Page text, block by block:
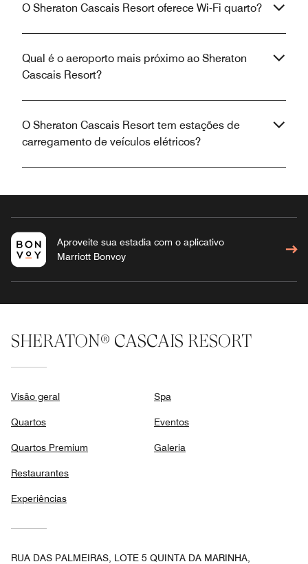
O Sheraton Cascais Resort oferece Wi-Fi quarto?
Qual é o aeroporto mais próximo ao Sheraton
Cascais Resort?
O Sheraton Cascais Resort tem estações de
carregamento de veículos elétricos?
Aproveite sua estadia com o aplicativo
Marriott Bonvoy
SHERATON® CASCAIS RESORT
Visão geral
Quartos
Quartos Premium
Restaurantes
Experiências
Spa
Eventos
Galeria
RUA DAS PALMEIRAS, LOTE 5 QUINTA DA MARINHA,